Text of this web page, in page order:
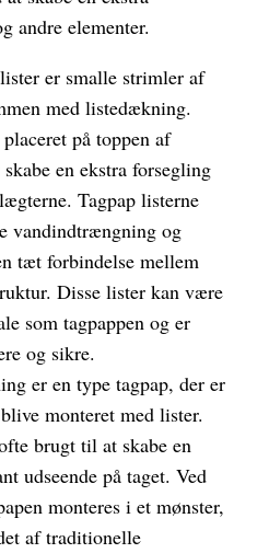
andre elementer.
er smalle strimler af
med listedækning.
på toppen af
en ekstra forsegling
Tagpap listerne
vandindtrængning og
tæt forbindelse mellem
Disse lister kan være
som tagpappen og er
og sikre.
er en type tagpap, der er
monteret med lister.
brugt til at skabe en
udseende på taget. Ved
monteres i et mønster,
af traditionelle